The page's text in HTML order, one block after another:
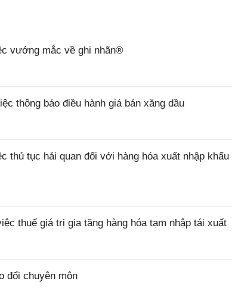
vướng mắc về ghi nhãn®
thông báo điều hành giá bán xăng dầu
thủ tục hải quan đối với hàng hóa xuất nhập khẩu
thuế giá trị gia tăng hàng hóa tạm nhập tái xuất
đổi chuyên môn